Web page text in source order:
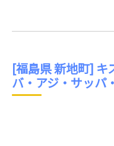
[福島県 新地町] キ
バ・アジ・サッパ